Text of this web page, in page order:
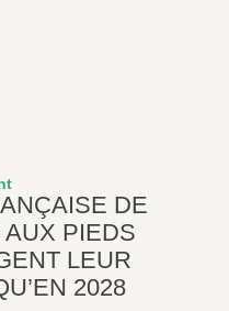
DE
PIEDS
LEUR
2028